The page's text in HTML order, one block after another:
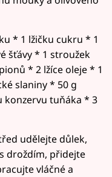
* 1 lžičku cukru * 1
šťávy * 1 stroužek
* 2 lžíce oleje * 1
slaniny * 50 g
konzervu tuňáka * 3
udělejte důlek,
droždím, přidejte
vláčné a